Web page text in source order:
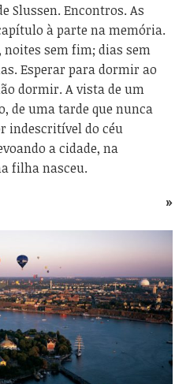
Slussen. Encontros. As
à parte na memória.
noites sem fim; dias sem
Esperar para dormir ao
dormir. A vista de um
de uma tarde que nunca
indescritível do céu
a cidade, na
filha nasceu.
»